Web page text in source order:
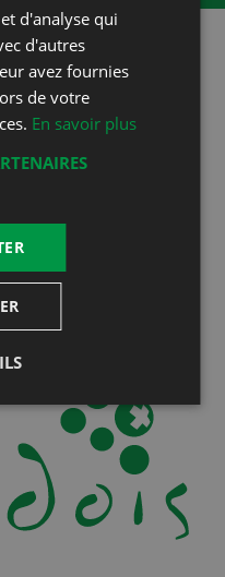
d'analyse qui
d'autres
avez fournies
de votre
En savoir plus